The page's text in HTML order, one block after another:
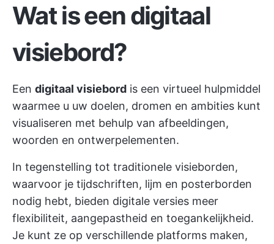
Wat is een digitaal
visiebord?
Een digitaal visiebord is een virtueel hulpmiddel
waarmee u uw doelen, dromen en ambities kunt
visualiseren met behulp van afbeeldingen,
woorden en ontwerpelementen.
In tegenstelling tot traditionele visieborden,
waarvoor je tijdschriften, lijm en posterborden
nodig hebt, bieden digitale versies meer
flexibiliteit, aangepastheid en toegankelijkheid.
Je kunt ze op verschillende platforms maken,